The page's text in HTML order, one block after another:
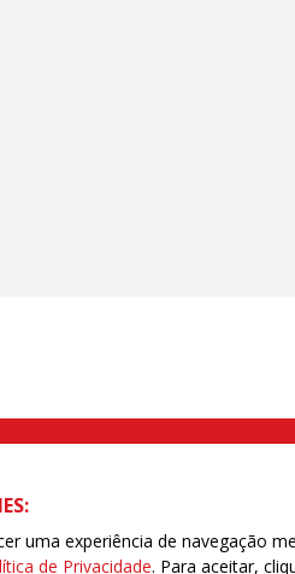
03041-000 Brás, São Paulo/SP |
uma experiência de navegação
de Privacidade. Para aceitar,